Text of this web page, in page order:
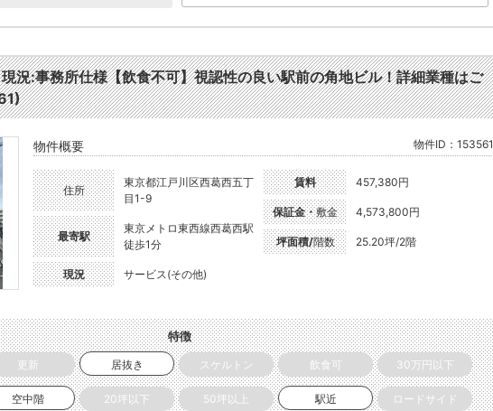
況:事務所仕様【飲食不可】視認性の良い駅前の角地ビル！詳細業種はご
物件概要 物件ID：153561
住所
東京都江戸川区西葛西五丁
目1-9
最寄駅
東京メトロ東西線西葛西駅
徒歩1分
現況 サービス(その他)
賃料 457,380円
保証金・敷金 4,573,800円
坪面積/階数 25.20坪/2階
特徴
更新 居抜き スケルトン 飲食可 30万円以下
空中階 20坪以下 50坪以上 駅近 ロードサイド